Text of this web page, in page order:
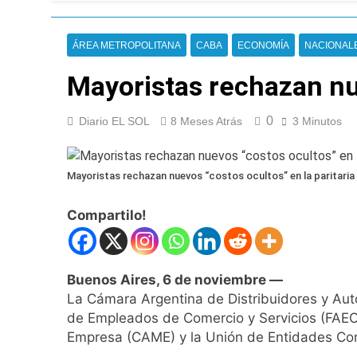
de los 450 puntos
19 Horas Atrás
Jorge Macri
20 Horas Atrás
Día Internacional
21 Horas Atrás
21 Horas Atrás
Día de San
21 Horas Atrás
Incidentes frente
1 Día Atrás
La Fiscalía
1 Día Atrás
67 barrios full
ÁREA METROPOLITANA CABA ECONOMÍA
Mayoristas rechazan
Diario EL SOL 8 Meses Atrás 0 3 Minutos
Mayoristas rechazan nuevos “costos ocultos” en la
Compartilo!
Buenos Aires, 6 de noviembre —
La Cámara Argentina de Distribuidores y
de Empleados de Comercio y Servicios
Empresa (CAME) y la Unión de Entidades